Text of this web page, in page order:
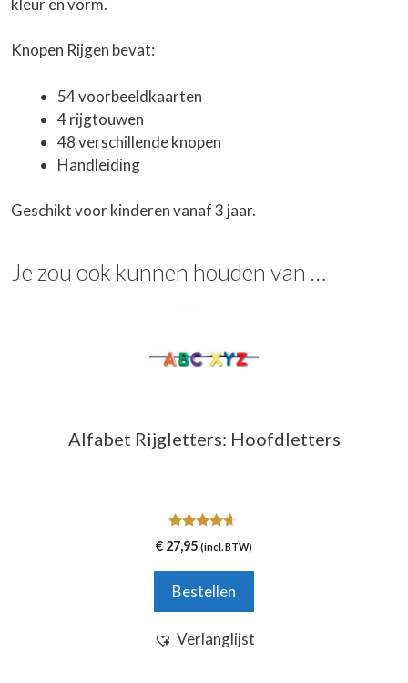
kleur en vorm.
Knopen Rijgen bevat:
54 voorbeeldkaarten
4 rijgtouwen
48 verschillende knopen
Handleiding
Geschikt voor kinderen vanaf 3 jaar.
Je zou ook kunnen houden van …
Alfabet Rijgletters: Hoofdletters
4.50
van 5
€ 27,95 (incl. BTW)
Bestellen
Verlanglijst